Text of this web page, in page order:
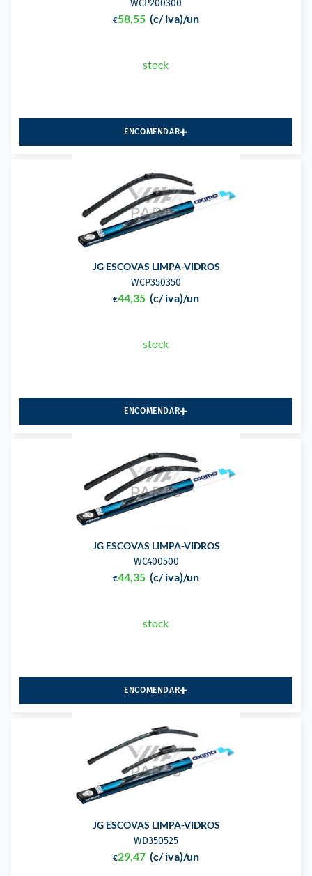
WCP200300
€58,55 (c/ iva)/un
stock
ENCOMENDAR
JG ESCOVAS LIMPA-VIDROS
WCP350350
€44,35 (c/ iva)/un
stock
ENCOMENDAR
JG ESCOVAS LIMPA-VIDROS
WC400500
€44,35 (c/ iva)/un
stock
ENCOMENDAR
JG ESCOVAS LIMPA-VIDROS
WD350525
€29,47 (c/ iva)/un